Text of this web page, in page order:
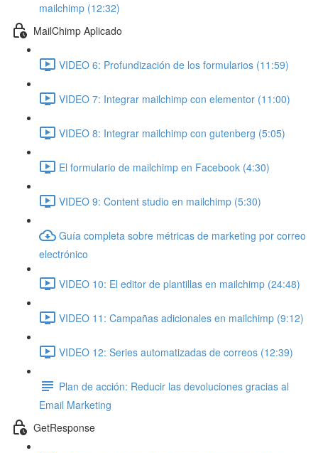
mailchimp (12:32)
MailChimp Aplicado
VIDEO 6: Profundización de los formularios (11:59)
VIDEO 7: Integrar mailchimp con elementor (11:00)
VIDEO 8: Integrar mailchimp con gutenberg (5:05)
El formulario de mailchimp en Facebook (4:30)
VIDEO 9: Content studio en mailchimp (5:30)
Guía completa sobre métricas de marketing por correo
electrónico
VIDEO 10: El editor de plantillas en mailchimp (24:48)
VIDEO 11: Campañas adicionales en mailchimp (9:12)
VIDEO 12: Series automatizadas de correos (12:39)
Plan de acción: Reducir las devoluciones gracias al
Email Marketing
GetResponse